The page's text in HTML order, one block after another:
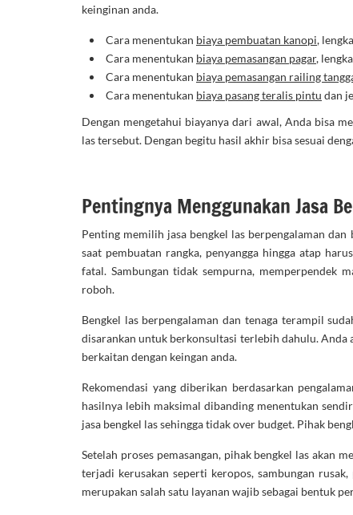
keinginan anda.
Cara menentukan biaya pembuatan kanopi,
Cara menentukan biaya pemasangan pagar,
Cara menentukan biaya pemasangan railing
Cara menentukan biaya pasang teralis pintu dan
Dengan mengetahui biayanya dari awal, Anda bisa
las tersebut. Dengan begitu hasil akhir bisa sesuai
Pentingnya Menggunakan Jasa
Penting memilih jasa bengkel las berpengalaman
saat pembuatan rangka, penyangga hingga atap
fatal. Sambungan tidak sempurna, memperpendek
roboh.
Bengkel las berpengalaman dan tenaga terampil
disarankan untuk berkonsultasi terlebih dahulu. Anda
berkaitan dengan keingan anda.
Rekomendasi yang diberikan berdasarkan
hasilnya lebih maksimal dibanding menentukan
jasa bengkel las sehingga tidak over budget. Pihak
Setelah proses pemasangan, pihak bengkel las akan
terjadi kerusakan seperti keropos, sambungan
merupakan salah satu layanan wajib sebagai bentuk